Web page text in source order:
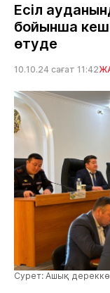
Есіл
бойынша
өтуде
10.10.24 сағат 11:42
Сурет: Ашық